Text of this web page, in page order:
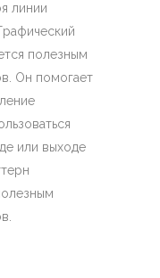
линии
полезным
Он помогает
или выходе